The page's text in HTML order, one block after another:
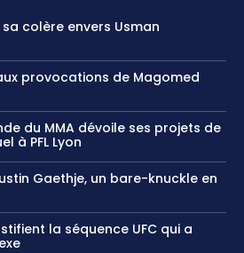
colère envers Usman
provocations de Magomed
du MMA dévoile ses projets de
à PFL Lyon
Gaethje, un bare-knuckle en
la séquence UFC qui a